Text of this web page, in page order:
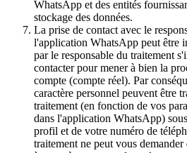
WhatsApp et des entités
stockage des données.
La prise de contact avec le
l'application WhatsApp peut être
par le responsable du traitement
contacter pour mener à bien la
compte (compte réel). Par
caractère personnel peuvent être
traitement (en fonction de vos
dans l'application WhatsApp)
profil et de votre numéro de
traitement ne peut vous